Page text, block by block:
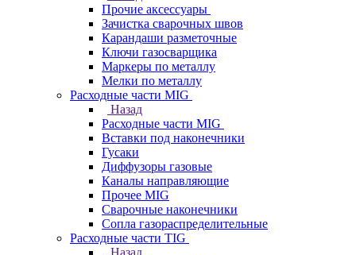
Прочие аксессуары
Зачистка сварочных швов
Карандаши разметочные
Ключи газосварщика
Маркеры по металлу
Мелки по металлу
Расходные части MIG
Назад
Расходные части MIG
Вставки под наконечники
Гусаки
Диффузоры газовые
Каналы направляющие
Прочее MIG
Сварочные наконечники
Сопла газораспределительные
Расходные части TIG
Назад